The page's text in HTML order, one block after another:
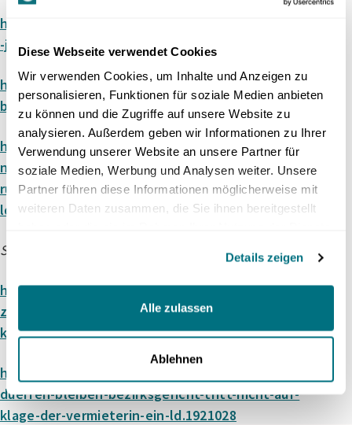
Diese Webseite verwendet Cookies
Wir verwenden Cookies, um Inhalte und Anzeigen zu
personalisieren, Funktionen für soziale Medien anbieten
zu können und die Zugriffe auf unsere Website zu
analysieren. Außerdem geben wir Informationen zu Ihrer
Verwendung unserer Website an unsere Partner für
soziale Medien, Werbung und Analysen weiter. Unsere
Partner führen diese Informationen möglicherweise mit
weiteren Daten zusammen, die Sie ihnen bereitgestellt
Details zeigen
Alle zulassen
Ablehnen
https://www.news.admin.ch/de/newnsb/VsBnhpbj
-jkYJm1JmZZA8
https://baumeister.swiss/or-revision-
baumaengel-tritt-per-1-januar-2026-in-kraft
https://www.tagblatt.ch/leben/ratgeber/baumae
ngel-besserer-schutz-durch-laengere-
ruegefristen-und-neue-verjaehrungsregeln-
ld.4100915
Sugus-Leerkündigung
https://www.srf.ch/news/schweiz/widerstand-in-
zuerich-sugus-haeuser-gericht-erklaert-
kuendigungen-fuer-ungueltig
https://www.nzz.ch/zuerich/die-sugus-mieter-
duerfen-bleiben-bezirksgericht-tritt-nicht-auf-
klage-der-vermieterin-ein-ld.1921028